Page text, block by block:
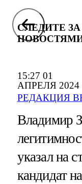
15:27 01
АПРЕЛЯ 2024
РЕДАКЦИЯ
СЛЕДИТЕ ЗА
Владимир
указал на
кандидат